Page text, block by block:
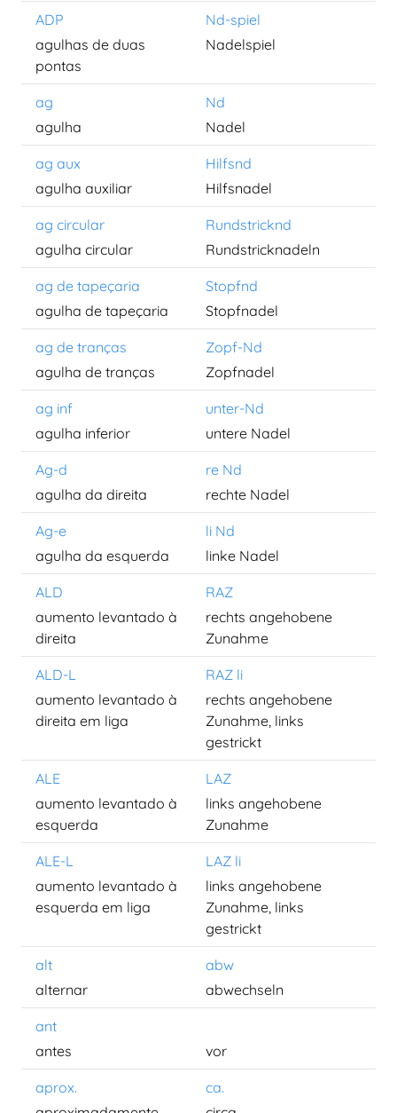
ADP
Nd-spiel
agulhas de duas
pontas
Nadelspiel
ag
Nd
agulha
Nadel
ag aux
Hilfsnd
agulha auxiliar
Hilfsnadel
ag circular
Rundstricknd
agulha circular
Rundstricknadeln
ag de tapeçaria
Stopfnd
agulha de tapeçaria
Stopfnadel
ag de tranças
Zopf-Nd
agulha de tranças
Zopfnadel
ag inf
unter-Nd
agulha inferior
untere Nadel
Ag-d
re Nd
agulha da direita
rechte Nadel
Ag-e
li Nd
agulha da esquerda
linke Nadel
ALD
RAZ
aumento levantado à
direita
rechts angehobene
Zunahme
ALD-L
RAZ li
aumento levantado à
direita em liga
rechts angehobene
Zunahme, links
gestrickt
ALE
LAZ
aumento levantado à
esquerda
links angehobene
Zunahme
ALE-L
LAZ li
aumento levantado à
esquerda em liga
links angehobene
Zunahme, links
gestrickt
alt
abw
alternar
abwechseln
ant
antes
vor
aprox.
ca.